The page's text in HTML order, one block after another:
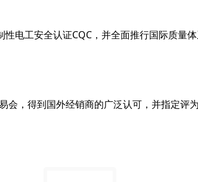
工安全认证CQC，并全面推行国际质量
，得到国外经销商的广泛认可，并指定